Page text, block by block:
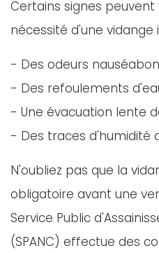
Certains signes
nécessité d'une vidange
- Des odeurs
- Des refoulements
- Une évacuation lente
- Des traces d'humidité
N'oubliez pas que la
obligatoire avant une
Service Public
(SPANC) effectue des